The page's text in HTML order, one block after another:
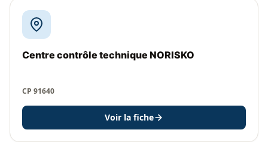
Centre contrôle technique NORISKO
CP 91640
Voir la fiche